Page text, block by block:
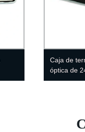
Caja de
óptica de